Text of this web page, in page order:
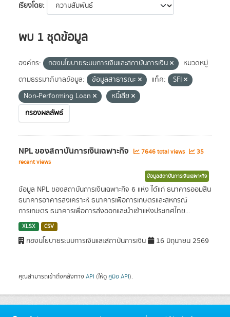
เรียงโดย
พบ 1 ชุดข้อมูล
องค์กร: กองนโยบายระบบการเงินและสถาบันการเงิน
หมวดหมู่
ตามธรรมาภิบาลข้อมูล:
ข้อมูลสาธารณะ แท็ค:
SFI
Non-Performing Loan
หนี้เสีย
กรองผลลัพธ์
NPL ของสถาบันการเงินเฉพาะกิจ 7646 total views
35
recent views
ข้อมูลสถาบันการเงินเฉพาะกิจ
ข้อมูล NPL ของสถาบันการเงินเฉพาะกิจ 6 แห่ง ได้แก่ ธนาคารออมสิน
ธนาคารอาคารสงเคราะห์ ธนาคารเพื่อการเกษตรและสหกรณ์
การเกษตร ธนาคารเพื่อการส่งออกและนำเข้าแห่งประเทศไทย...
XLSX CSV
กองนโยบายระบบการเงินและสถาบันการเงิน 16 มิถุนายน 2569
คุณสามารถเข้าถึงคลังทาง API (ให้ดู คู่มือ API).